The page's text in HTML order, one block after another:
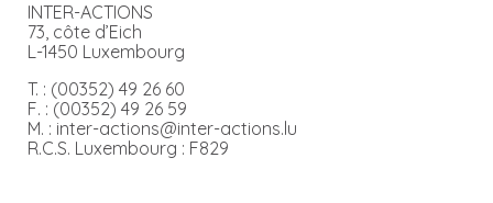
INTER-ACTIONS
73, côte d’Eich
L-1450 Luxembourg
T. : (00352) 49 26 60
F. : (00352) 49 26 59
M. : inter-actions@inter-actions.lu
R.C.S. Luxembourg : F829